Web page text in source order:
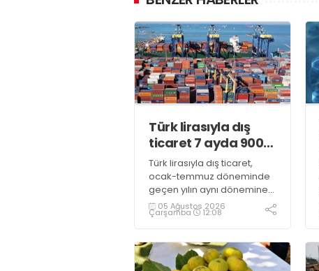
Türk lirasıyla dış
ticaret 7 ayda 900
milyar lirayı aştı
Türk lirasıyla dış ticaret,
ocak-temmuz döneminde
geçen yılın aynı dönemine
kıyasla yüzde 10,4 artarak,
916 milyar 966 milyon liraya
05 Ağustos 2026
Çarşamba 12:08